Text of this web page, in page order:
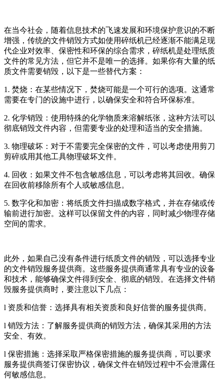
在当今社会，随着信息技术的飞速发展和环境保护意识的不断
增强，传统的文件销毁方式如使用碎纸机已经逐渐不能满足现
代企业对效率、保密性和环保的综合需求，碎纸机是处理纸质
文件的常见方法，但它并不是唯一的选择。如果你有大量的纸
质文件需要销毁，以下是一些替代方案：
1. 焚烧：在某些情况下，焚烧可能是一个可行的选项。这通常
需要在专门的设施中进行，以确保安全和符合环保标准。
2. 化学销毁：使用特殊的化学物质来溶解纸张，这种方法可以
彻底销毁文件内容，但需要专业的处理和适当的安全措施。
3. 物理破坏：对于不需要完全保密的文件，可以考虑使用剪刀
剪碎或用其他工具物理破坏文件。
4. 回收：如果文件不包含敏感信息，可以考虑将其回收。确保
在回收前移除所有个人或敏感信息。
5. 数字化和加密：将纸质文件扫描成数字格式，并在存储或传
输前进行加密。这样可以保留文件的内容，同时减少物理存储
空间的需求。
此外，如果自己没有条件进行纸质文件的销毁，可以选择专业
的文件销毁服务提供商。这些服务提供商通常具有专业的设备
和技术，能够确保文件得到安全、彻底的销毁。在选择文件销
毁服务提供商时，要注意以下几点：
l 资质和信誉：选择具有相关资质和良好信誉的服务提供商。
l 销毁方法：了解服务提供商的销毁方法，确保其采用的方法
安全、有效。
l 保密措施：选择采取严格保密措施的服务提供商，可以要求
服务提供商签订保密协议，确保文件在销毁过程中不会泄露任
何敏感信息。